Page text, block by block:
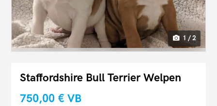
1 / 2
Staffordshire Bull Terrier Welpen
750,00 € VB